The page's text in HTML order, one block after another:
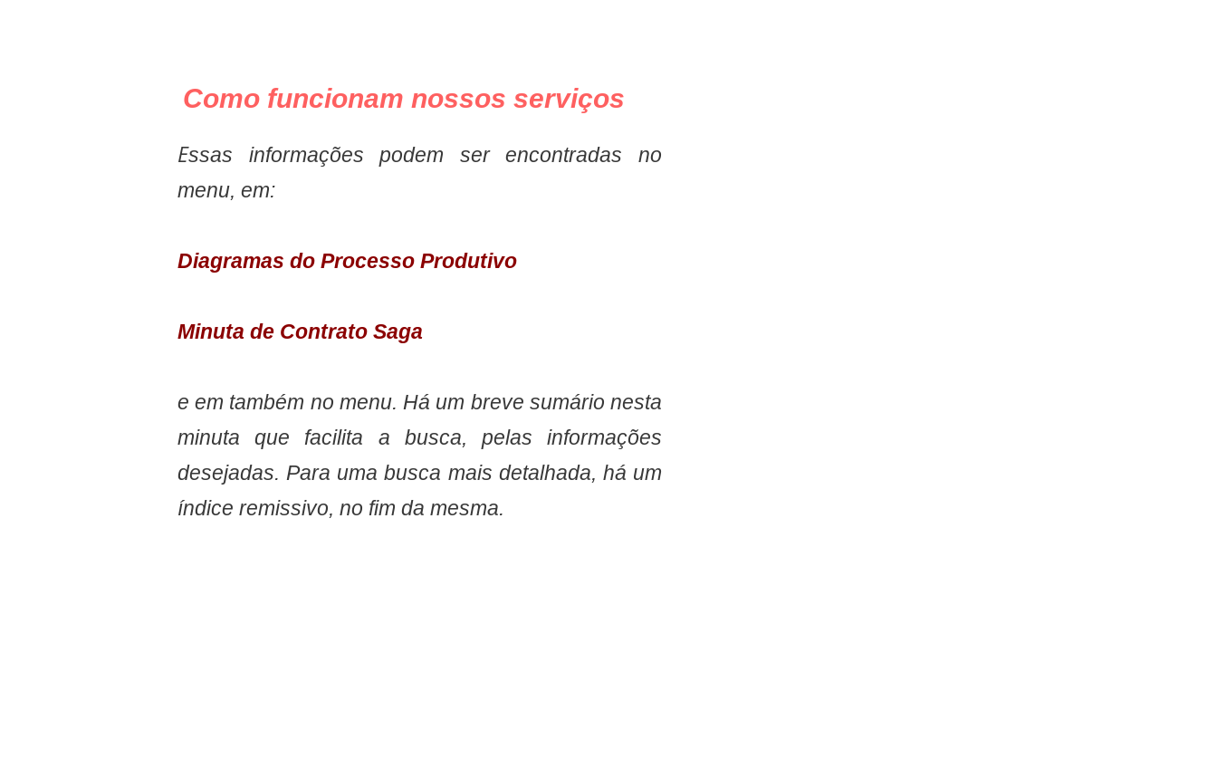
Como funcionam nossos serviços
Essas informações podem ser encontradas no
menu, em:
Diagramas do Processo Produtivo
Minuta de Contrato Saga
e em também no menu. Há um breve sumário nesta
minuta que facilita a busca, pelas informações
desejadas. Para uma busca mais detalhada, há um
índice remissivo, no fim da mesma.